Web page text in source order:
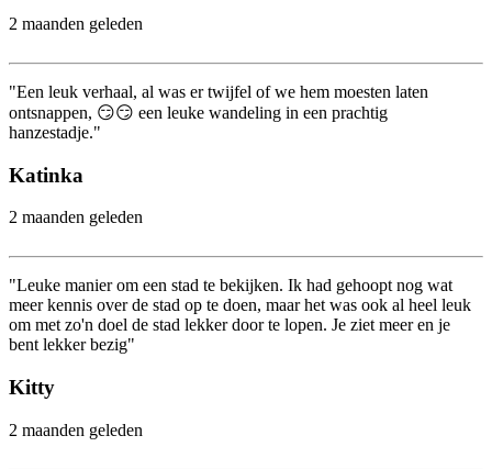
2 maanden geleden
"Een leuk verhaal, al was er twijfel of we hem moesten laten
ontsnappen, 😏😏 een leuke wandeling in een prachtig
hanzestadje."
Katinka
2 maanden geleden
"Leuke manier om een stad te bekijken. Ik had gehoopt nog wat
meer kennis over de stad op te doen, maar het was ook al heel leuk
om met zo'n doel de stad lekker door te lopen. Je ziet meer en je
bent lekker bezig"
Kitty
2 maanden geleden